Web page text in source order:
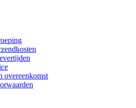
overeenkomst